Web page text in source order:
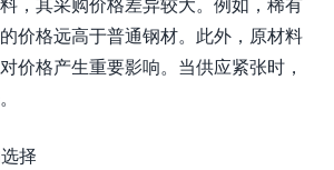
价格远高于普通钢材。此外，原材料
价格产生重要影响。当供应紧张时，
择